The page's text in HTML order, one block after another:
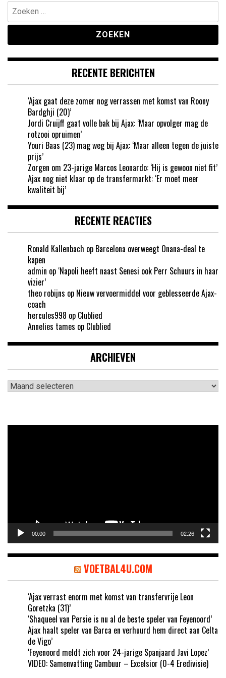
Zoeken
naar:
RECENTE BERICHTEN
‘Ajax gaat deze zomer nog verrassen met komst van Roony
Bardghji (20)’
Jordi Cruijff gaat volle bak bij Ajax: ‘Maar opvolger mag de
rotzooi opruimen’
Youri Baas (23) mag weg bij Ajax: ‘Maar alleen tegen de juiste
prijs’
Zorgen om 23-jarige Marcos Leonardo: ‘Hij is gewoon niet fit’
Ajax nog niet klaar op de transfermarkt: ‘Er moet meer
kwaliteit bij’
RECENTE REACTIES
Ronald Kallenbach op Barcelona overweegt Onana-deal te
kapen
admin op ‘Napoli heeft naast Senesi ook Perr Schuurs in haar
vizier’
theo robijns op Nieuw vervoermiddel voor geblesseerde Ajax-
coach
hercules998 op Clublied
Annelies tames op Clublied
ARCHIEVEN
Archieven
00:00 02:26
VOETBAL4U.COM
‘Ajax verrast enorm met komst van transfervrije Leon
Goretzka (31)’
‘Shaqueel van Persie is nu al de beste speler van Feyenoord’
Ajax haalt speler van Barca en verhuurd hem direct aan Celta
de Vigo’
‘Feyenoord meldt zich voor 24-jarige Spanjaard Javi Lopez’
VIDEO: Samenvatting Cambuur – Excelsior (0-4 Eredivisie)